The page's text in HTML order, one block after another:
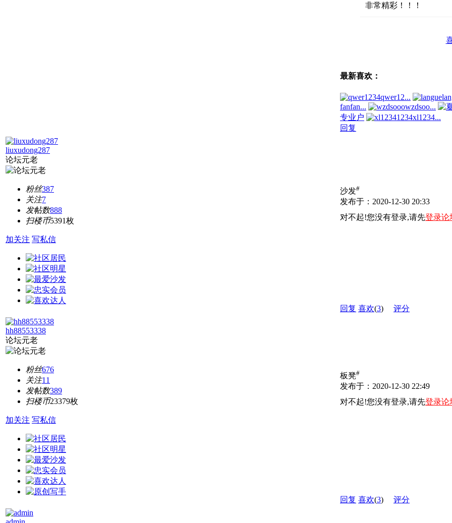
非常精彩！！！
最新喜欢：
qwer12...
fanfan...
wzdsoo...
专业户
xl1234...
回复
liuxudong287
论坛元老
粉丝387
关注7
发帖数888
扫楼币5391枚
加关注 写私信
沙发#
发布于：2020-12-30 20:33
对不起!您没有登录,请先登录论
回复 喜欢(3) 评分
hh88553338
论坛元老
粉丝676
关注11
发帖数389
扫楼币23379枚
加关注 写私信
板凳#
发布于：2020-12-30 22:49
对不起!您没有登录,请先登录论
回复 喜欢(3) 评分